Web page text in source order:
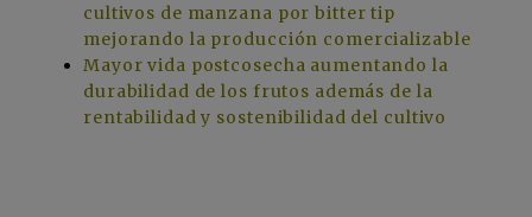
cultivos de manzana por bitter tip
mejorando la producción comercializable
Mayor vida postcosecha aumentando la
durabilidad de los frutos además de la
rentabilidad y sostenibilidad del cultivo